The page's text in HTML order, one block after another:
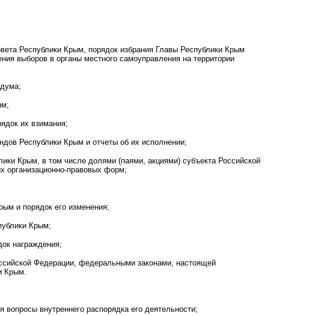
Республики Крым, порядок избрания Главы Республики Крым
выборов в органы местного самоуправления на территории
их взимания;
Республики Крым и отчеты об их исполнении;
Крым, в том числе долями (паями, акциями) субъекта Российской
организационно-правовых форм;
и порядок его изменения;
Крым;
награждения;
Федерации, федеральными законами, настоящей
Крым.
внутреннего распорядка его деятельности;